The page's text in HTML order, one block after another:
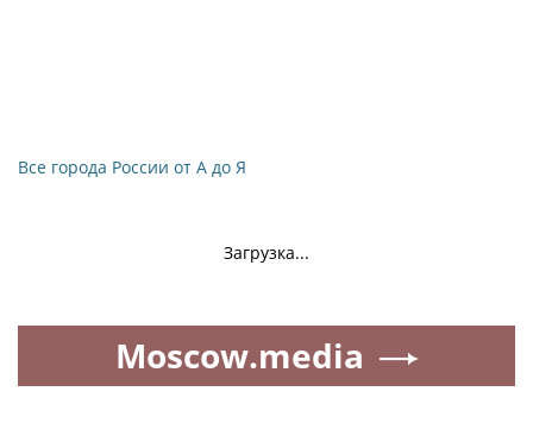
Все города России от А до Я
Загрузка...
Moscow.media